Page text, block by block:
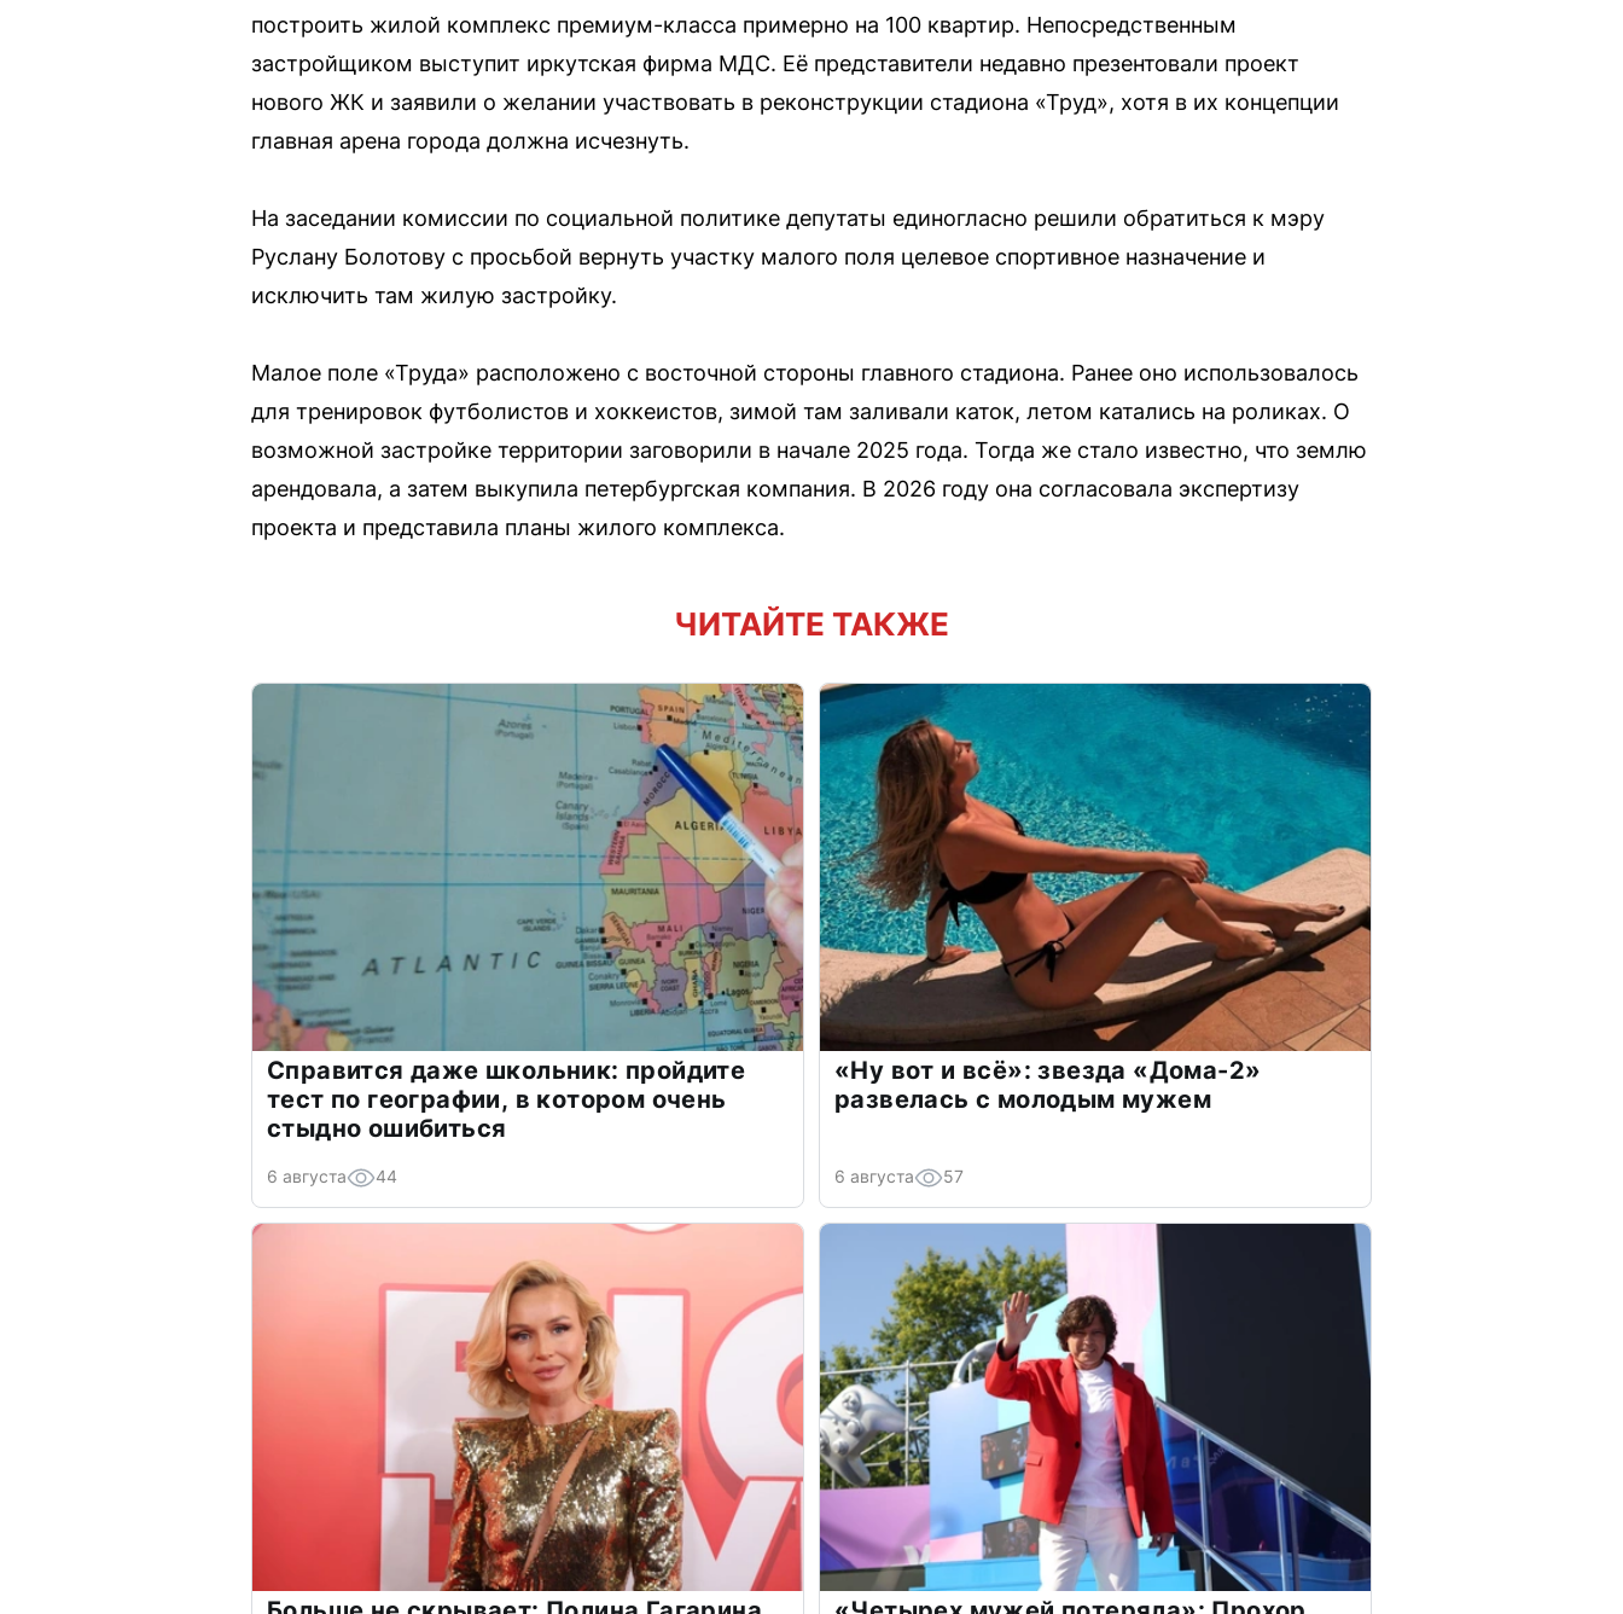
построить жилой комплекс премиум-класса примерно на 100 квартир. Непосредственным
застройщиком выступит иркутская фирма МДС. Её представители недавно презентовали проект
нового ЖК и заявили о желании участвовать в реконструкции стадиона «Труд», хотя в их концепции
главная арена города должна исчезнуть.
На заседании комиссии по социальной политике депутаты единогласно решили обратиться к мэру
Руслану Болотову с просьбой вернуть участку малого поля целевое спортивное назначение и
исключить там жилую застройку.
Малое поле «Труда» расположено с восточной стороны главного стадиона. Ранее оно использовалось
для тренировок футболистов и хоккеистов, зимой там заливали каток, летом катались на роликах. О
возможной застройке территории заговорили в начале 2025 года. Тогда же стало известно, что землю
арендовала, а затем выкупила петербургская компания. В 2026 году она согласовала экспертизу
проекта и представила планы жилого комплекса.
ЧИТАЙТЕ ТАКЖЕ
Справится даже школьник: пройдите
тест по географии, в котором очень
стыдно ошибиться
6 августа 44
«Ну вот и всё»: звезда «Дома-2»
развелась с молодым мужем
6 августа 57